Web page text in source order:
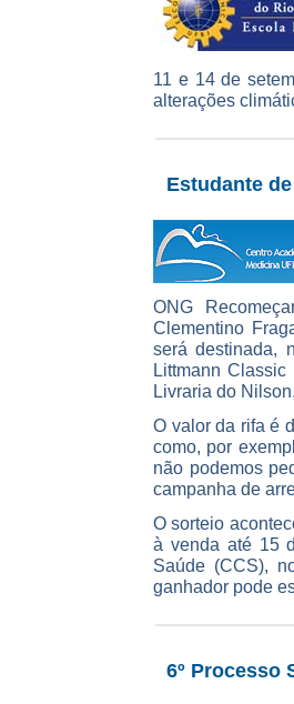
11 e 14 de
alterações
Estudante
ONG
Clementino
será destinada,
Littmann
Livraria do
O valor da rifa é
como, por
não podemos
campanha de
O sorteio
à venda até 15
Saúde (CCS),
ganhador pode
6º Processo